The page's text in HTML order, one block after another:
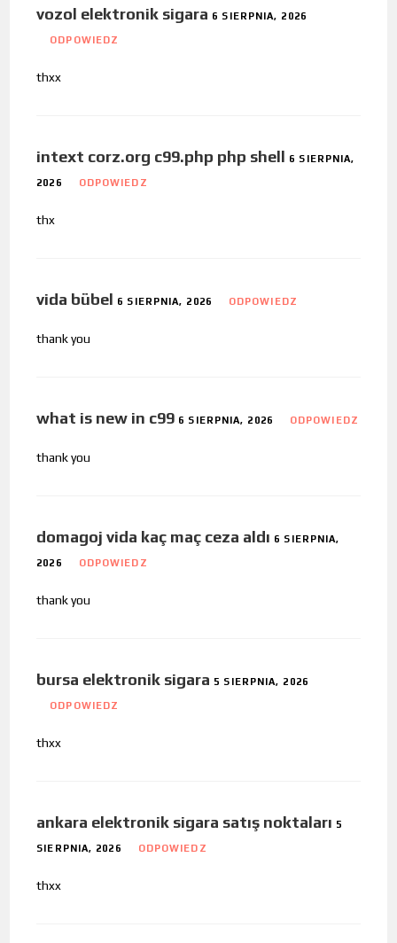
vozol elektronik sigara 6 SIERPNIA, 2026
ODPOWIEDZ
thxx
intext corz.org c99.php php shell 6 SIERPNIA,
2026 ODPOWIEDZ
thx
vida bübel 6 SIERPNIA, 2026 ODPOWIEDZ
thank you
what is new in c99 6 SIERPNIA, 2026 ODPOWIEDZ
thank you
domagoj vida kaç maç ceza aldı 6 SIERPNIA,
2026 ODPOWIEDZ
thank you
bursa elektronik sigara 5 SIERPNIA, 2026
ODPOWIEDZ
thxx
ankara elektronik sigara satış noktaları 5
SIERPNIA, 2026 ODPOWIEDZ
thxx